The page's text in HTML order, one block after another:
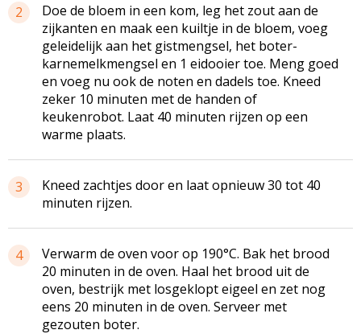
2
Doe de bloem in een kom, leg het zout aan de
zijkanten en maak een kuiltje in de bloem, voeg
geleidelijk aan het gistmengsel, het boter-
karnemelkmengsel en 1 eidooier toe. Meng goed
en voeg nu ook de noten en dadels toe. Kneed
zeker 10 minuten met de handen of
keukenrobot. Laat 40 minuten rijzen op een
warme plaats.
3
Kneed zachtjes door en laat opnieuw 30 tot 40
minuten rijzen.
4
Verwarm de oven voor op 190°C. Bak het brood
20 minuten in de oven. Haal het brood uit de
oven, bestrijk met losgeklopt eigeel en zet nog
eens 20 minuten in de oven. Serveer met
gezouten boter.